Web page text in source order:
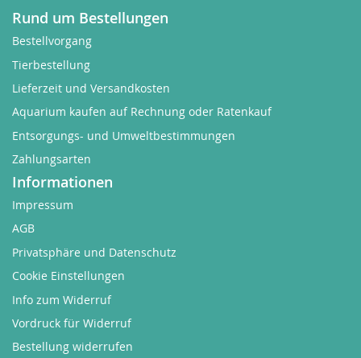
Rund um Bestellungen
Bestellvorgang
Tierbestellung
Lieferzeit und Versandkosten
Aquarium kaufen auf Rechnung oder Ratenkauf
Entsorgungs- und Umweltbestimmungen
Zahlungsarten
Informationen
Impressum
AGB
Privatsphäre und Datenschutz
Cookie Einstellungen
Info zum Widerruf
Vordruck für Widerruf
Bestellung widerrufen